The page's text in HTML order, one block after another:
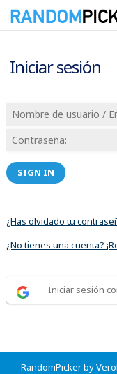
Iniciar sesión
SIGN IN
¿Has olvidado tu
¿No tienes una cuenta?
Iniciar sesión
RandomPicker by